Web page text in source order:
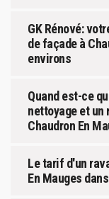
GK Rénové:
de façade à
environs
Quand est-ce
nettoyage et un
Chaudron En
Le tarif d'un
En Mauges